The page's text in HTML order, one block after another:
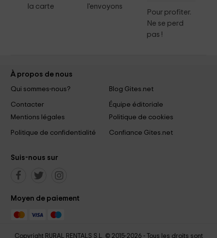
la carte
l'envoyons
Pour profiter.
Ne se perd
pas !
À propos de nous
Qui sommes-nous?
Blog Gites.net
Contacter
Équipe éditoriale
Mentions légales
Politique de cookies
Politique de confidentialité Confiance Gites.net
Suis-nous sur
Moyen de paiement
Copyright RURAL RENTALS S.L. © 2015-2026 - Tous les droits sont